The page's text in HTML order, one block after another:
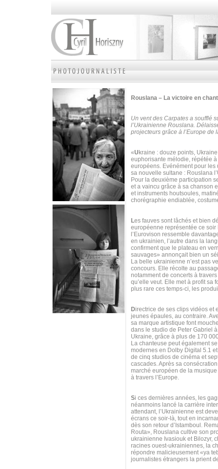
Rouslana – La victoire en
Un vent des Carpates a soufflé
l’Ukrainienne Rouslana.
projecteurs grâce à l’Europe
«U kraine : douze points,
euphorisante mélodie, répétée
européens. Evénément pour les
sa nouvelle sultane : Rouslana
Pour la deuxième participation
et a vaincu grâce à sa chanson
et instruments houtsoules,
chorégraphie endiablée,
Les fauves sont lâchés et bien
européenne représentée ce
l’Eurovison ressemble
en ukrainien, l’autre dans la
confirment que le plateau en
sauvages» annonçait bien un
La belle ukrainienne n’est pas
concours. Elle récolte au
notamment de concerts à
qu’elle veut. Elle met à profit sa
plus rare ces temps-ci, les
Directrice de ses clips vidéos et
jeunes épaules, au contraire.
sa marque artistique font
dans le studio de Peter Gabriel
Ukraine, grâce à plus de 170
La chanteuse peut également
modernes en Dolby Digital 5.1
de cinq studios de cinéma et
cascades. Après sa
marché européen de la
à travers l’Europe.
Si ces dernières années, les
néanmoins lancé la carrière
attendant, l’Ukrainienne est
écrans ce soir-là, tout en
dès son retour d’Istamboul.
Routa», Rouslana cultive son
ukrainienne Ivasiouk et Bilozyr,
racines ouest-ukrainiennes, la
répondre malicieusement «ya
journalistes étrangers la prient